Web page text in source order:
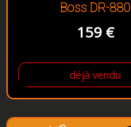
Boss DR-880
159 €
déjà vendu